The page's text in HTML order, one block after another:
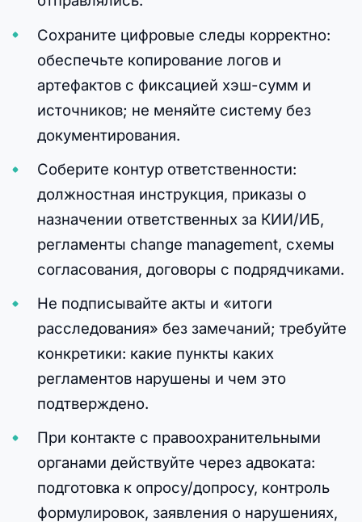
Сохраните цифровые следы корректно:
обеспечьте копирование логов и
артефактов с фиксацией хэш-сумм и
источников; не меняйте систему без
документирования.
Соберите контур ответственности:
должностная инструкция, приказы о
назначении ответственных за КИИ/ИБ,
регламенты change management, схемы
согласования, договоры с подрядчиками.
Не подписывайте акты и «итоги
расследования» без замечаний; требуйте
конкретики: какие пункты каких
регламентов нарушены и чем это
подтверждено.
При контакте с правоохранительными
органами действуйте через адвоката:
подготовка к опросу/допросу, контроль
формулировок, заявления о нарушениях,